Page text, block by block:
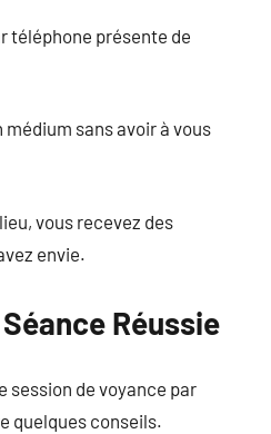
téléphone présente de
sans avoir à vous
vous recevez des
envie.
Réussie
session de voyance par
quelques conseils.